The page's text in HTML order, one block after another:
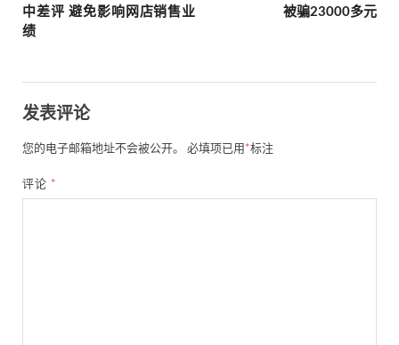
中差评 避免影响网店销售业
绩
被骗23000多元
发表评论
您的电子邮箱地址不会被公开。 必填项已用 *标注
评论 *